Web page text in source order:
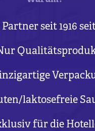
seit 1916 seit
laktosefreie
für die